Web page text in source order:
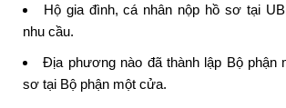
Hộ gia đình, cá nhân nộp hồ sơ tại
nhu cầu.
Địa phương nào đã thành lập Bộ phận
sơ tại Bộ phận một cửa.